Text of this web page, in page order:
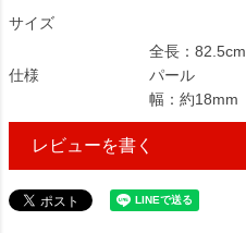
サイズ
仕様
全長：82.5cm
パール
幅：約18mm
レビューを書く